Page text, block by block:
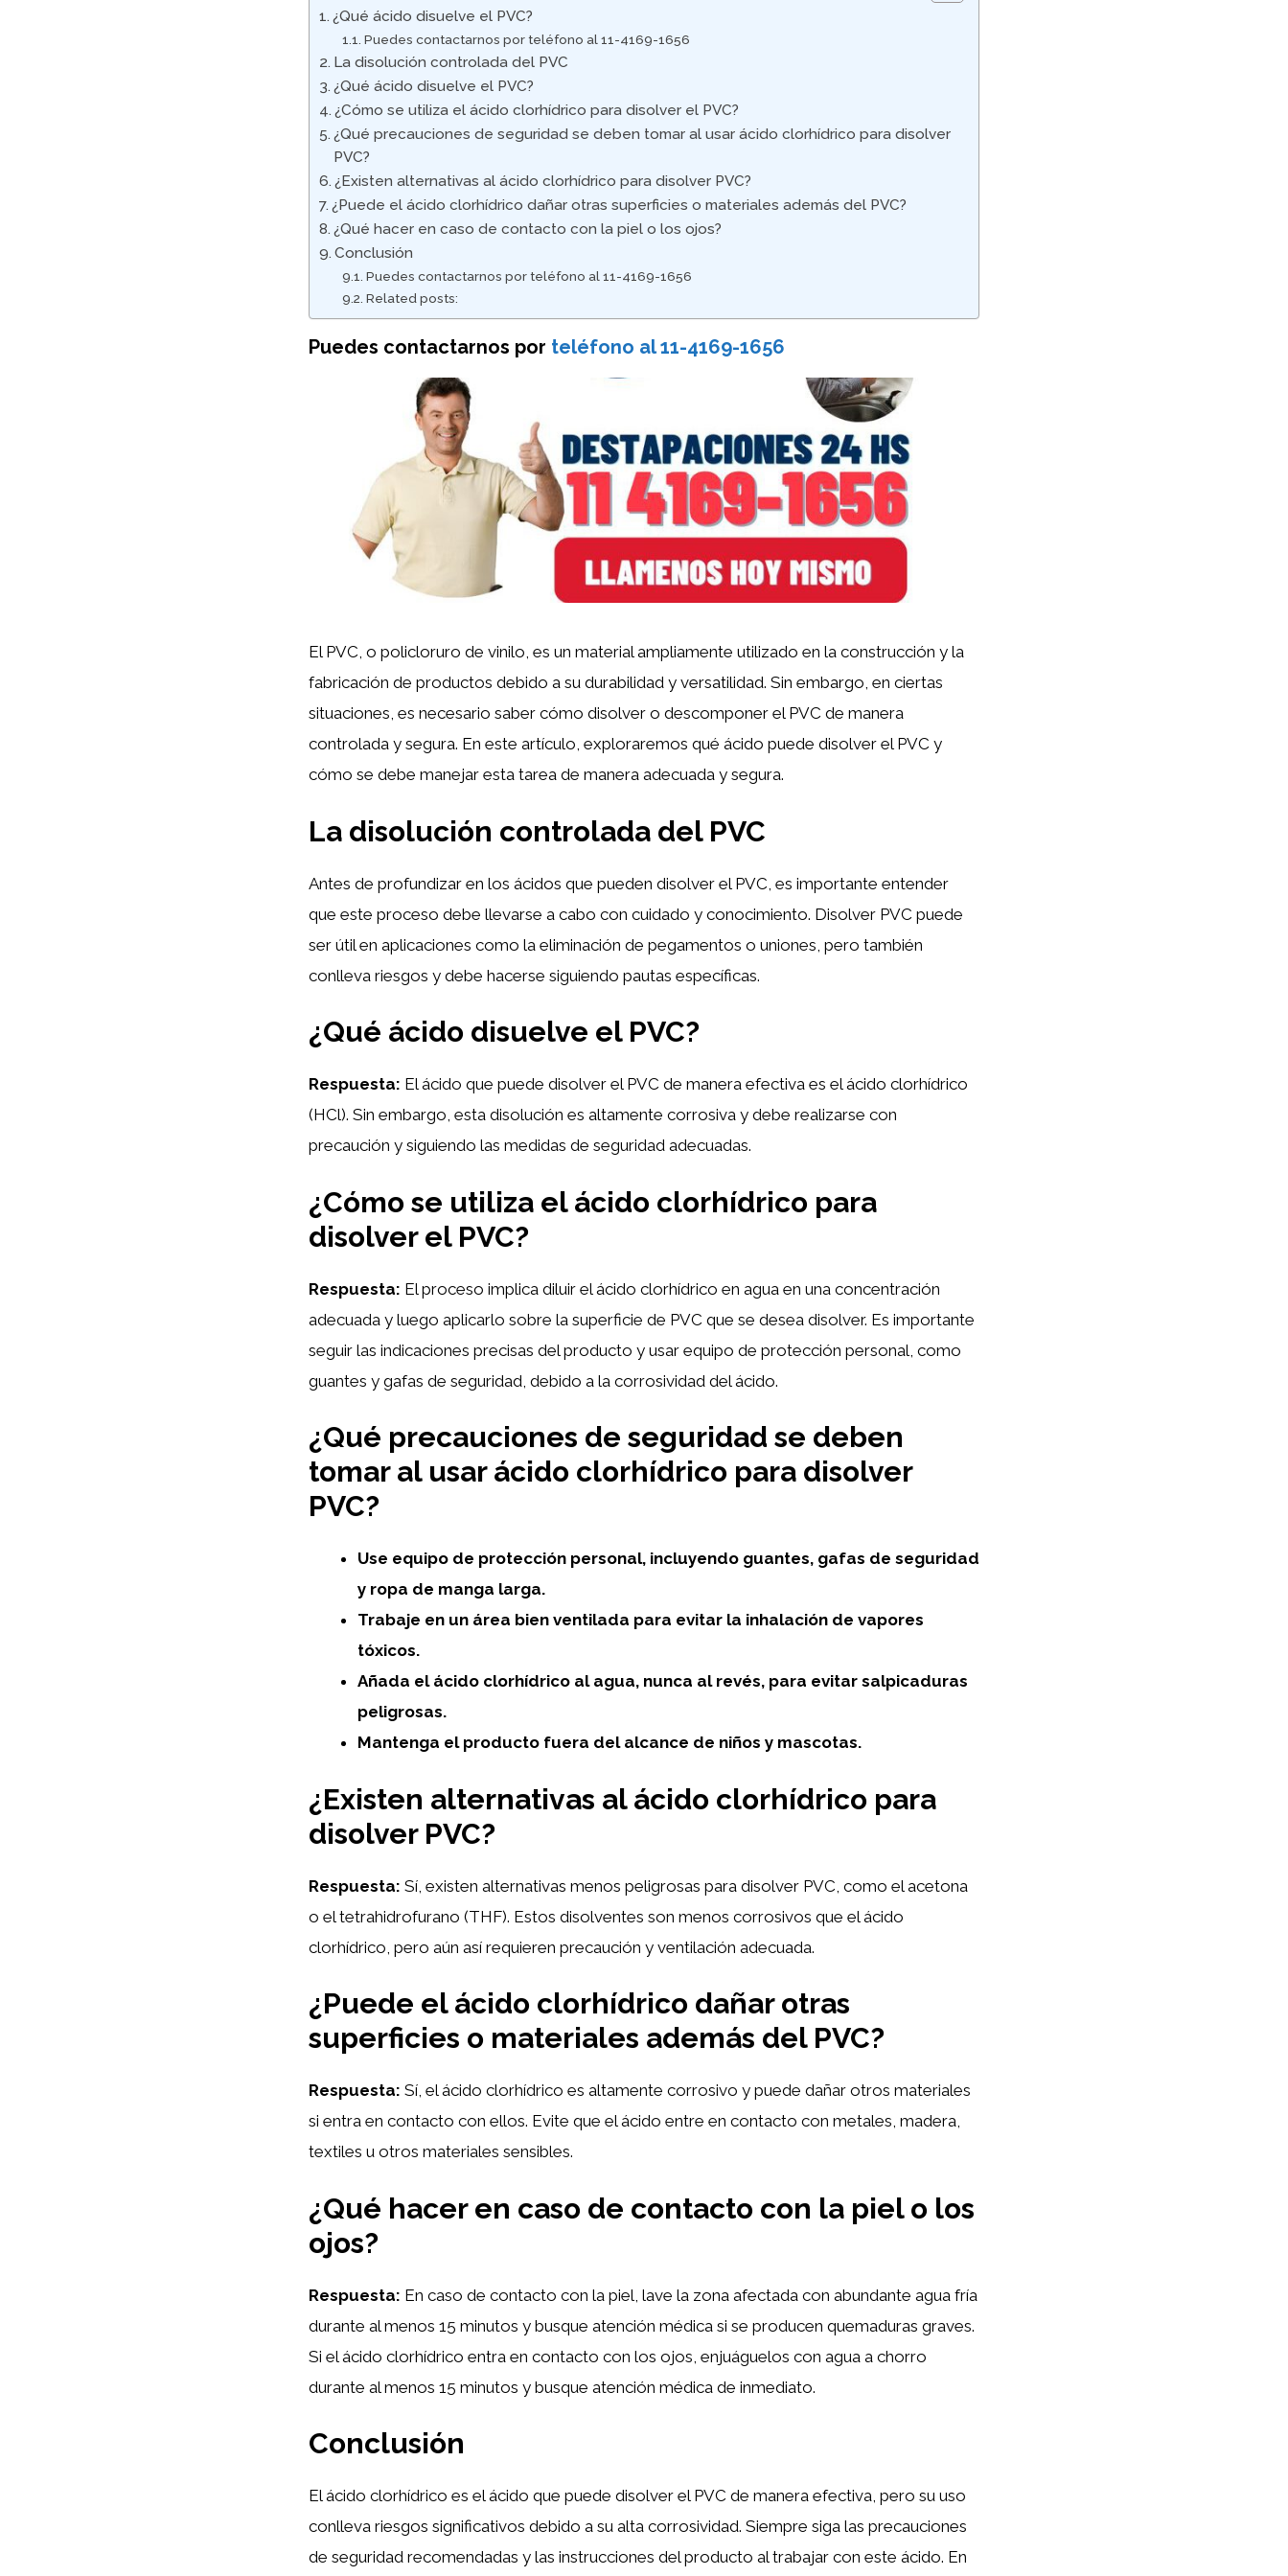
¿Qué ácido disuelve el PVC?
Puedes contactarnos por teléfono al 11-4169-1656
La disolución controlada del PVC
¿Qué ácido disuelve el PVC?
¿Cómo se utiliza el ácido clorhídrico para disolver el PVC?
¿Qué precauciones de seguridad se deben tomar al usar ácido clorhídrico para disolver
PVC?
¿Existen alternativas al ácido clorhídrico para disolver PVC?
¿Puede el ácido clorhídrico dañar otras superficies o materiales además del PVC?
¿Qué hacer en caso de contacto con la piel o los ojos?
Conclusión
Puedes contactarnos por teléfono al 11-4169-1656
Related posts:
Puedes contactarnos por teléfono al 11-4169-1656
El PVC, o policloruro de vinilo, es un material ampliamente utilizado en la construcción y la
fabricación de productos debido a su durabilidad y versatilidad. Sin embargo, en ciertas
situaciones, es necesario saber cómo disolver o descomponer el PVC de manera
controlada y segura. En este artículo, exploraremos qué ácido puede disolver el PVC y
cómo se debe manejar esta tarea de manera adecuada y segura.
La disolución controlada del PVC
Antes de profundizar en los ácidos que pueden disolver el PVC, es importante entender
que este proceso debe llevarse a cabo con cuidado y conocimiento. Disolver PVC puede
ser útil en aplicaciones como la eliminación de pegamentos o uniones, pero también
conlleva riesgos y debe hacerse siguiendo pautas específicas.
¿Qué ácido disuelve el PVC?
Respuesta: El ácido que puede disolver el PVC de manera efectiva es el ácido clorhídrico
(HCl). Sin embargo, esta disolución es altamente corrosiva y debe realizarse con
precaución y siguiendo las medidas de seguridad adecuadas.
¿Cómo se utiliza el ácido clorhídrico para
disolver el PVC?
Respuesta: El proceso implica diluir el ácido clorhídrico en agua en una concentración
adecuada y luego aplicarlo sobre la superficie de PVC que se desea disolver. Es importante
seguir las indicaciones precisas del producto y usar equipo de protección personal, como
guantes y gafas de seguridad, debido a la corrosividad del ácido.
¿Qué precauciones de seguridad se deben
tomar al usar ácido clorhídrico para disolver
PVC?
Use equipo de protección personal, incluyendo guantes, gafas de seguridad
y ropa de manga larga.
Trabaje en un área bien ventilada para evitar la inhalación de vapores
tóxicos.
Añada el ácido clorhídrico al agua, nunca al revés, para evitar salpicaduras
peligrosas.
Mantenga el producto fuera del alcance de niños y mascotas.
¿Existen alternativas al ácido clorhídrico para
disolver PVC?
Respuesta: Sí, existen alternativas menos peligrosas para disolver PVC, como el acetona
o el tetrahidrofurano (THF). Estos disolventes son menos corrosivos que el ácido
clorhídrico, pero aún así requieren precaución y ventilación adecuada.
¿Puede el ácido clorhídrico dañar otras
superficies o materiales además del PVC?
Respuesta: Sí, el ácido clorhídrico es altamente corrosivo y puede dañar otros materiales
si entra en contacto con ellos. Evite que el ácido entre en contacto con metales, madera,
textiles u otros materiales sensibles.
¿Qué hacer en caso de contacto con la piel o los
ojos?
Respuesta: En caso de contacto con la piel, lave la zona afectada con abundante agua fría
durante al menos 15 minutos y busque atención médica si se producen quemaduras graves.
Si el ácido clorhídrico entra en contacto con los ojos, enjuáguelos con agua a chorro
durante al menos 15 minutos y busque atención médica de inmediato.
Conclusión
El ácido clorhídrico es el ácido que puede disolver el PVC de manera efectiva, pero su uso
conlleva riesgos significativos debido a su alta corrosividad. Siempre siga las precauciones
de seguridad recomendadas y las instrucciones del producto al trabajar con este ácido. En